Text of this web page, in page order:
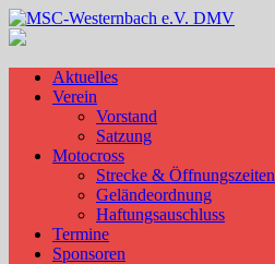
Skip
to
Aktuelles
Verein
Vorstand
Satzung
Motocross
Strecke & Öffnungszeiten
Geländeordnung
Haftungsauschluss
Termine
Sponsoren